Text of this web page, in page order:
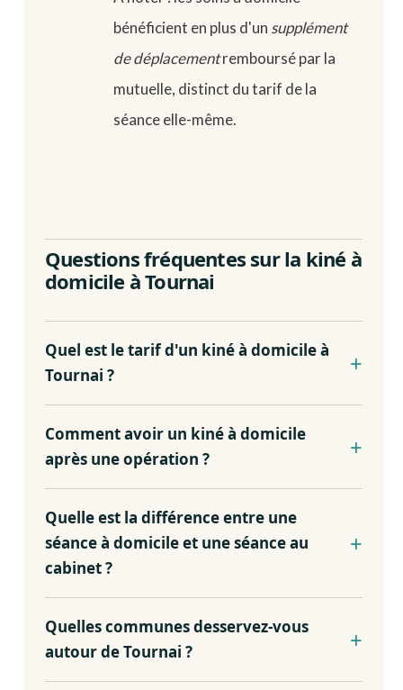
bénéficient en plus d'un supplément
de déplacementremboursé par la
mutuelle, distinct du tarif de la
séance elle-même.
Questions fréquentes sur la kiné à
domicile à Tournai
Quel est le tarif d'un kiné à domicile à
Tournai ?
Comment avoir un kiné à domicile
après une opération ?
Quelle est la différence entre une
séance à domicile et une séance au
cabinet ?
Quelles communes desservez-vous
autour de Tournai ?